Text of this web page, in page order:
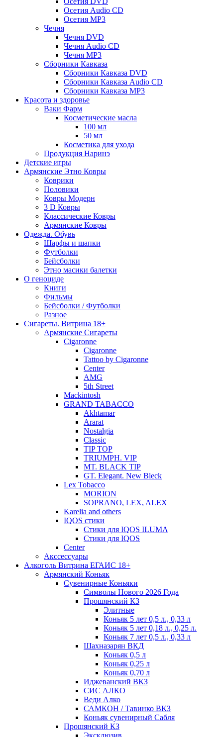
Осетия Audio CD
Осетия MP3
Чечня
Чечня DVD
Чечня Audio CD
Чечня MP3
Сборники Кавказа
Сборники Кавказа DVD
Сборники Кавказа Audio CD
Сборники Кавказа MP3
Красота и здоровье
Ваки Фарм
Косметические масла
100 мл
50 мл
Косметика для ухода
Продукция Наринэ
Детские игры
Армянские Этно Ковры
Коврики
Половики
Ковры Модерн
3 D Ковры
Классические Ковры
Армянские Ковры
Одежда. Обувь
Шарфы и шапки
Футболки
Бейсболки
Этно масики балетки
О геноциде
Книги
Фильмы
Бейсболки / Футболки
Разное
Сигареты. Витрина 18+
Армянские Сигареты
Cigaronne
Cigaronne
Tattoo by Cigaronne
Center
AMG
5th Street
Mackintosh
GRAND TABACCO
Akhtamar
Ararat
Nostalgia
Classic
TIP TOP
TRIUMPH. VIP
MT. BLACK TIP
GT. Elegant. New Bleck
Lex Tobacco
MORION
SOPRANO, LEX, ALEX
Karelia and others
IQOS стики
Стики для IQOS ILUMA
Стики для IQOS
Сenter
Акссессуары
Алкоголь Витрина ЕГАИС 18+
Армянский Коньяк
Сувенирные Коньяки
Символы Нового 2026 Года
Прошянский КЗ
Элитные
Коньяк 5 лет 0,5 л., 0,33 л
Коньяк 5 лет 0,18 л., 0,25 л.
Коньяк 7 лет 0,5 л., 0,33 л
Шахназарян ВКД
Коньяк 0,5 л
Коньяк 0,25 л
Коньяк 0,70 л
Иджеванский ВКЗ
СИС АЛКО
Веди Алко
САМКОН / Тавинко ВКЗ
Коньяк сувенирный Сабля
Прошянский КЗ
Эксклюзив